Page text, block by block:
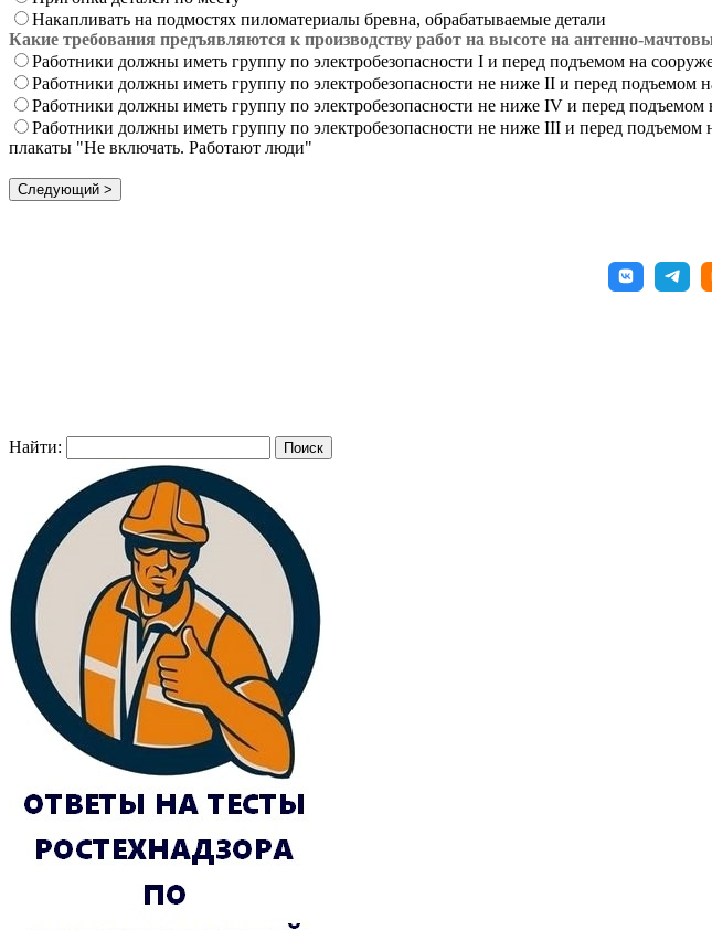
Накапливать на подмостях пиломатериалы бревна, обрабатываемые детали
Какие требования предъявляются к производству работ на высоте на антенно-
Работники должны иметь группу по электробезопасности I и перед подъемом на
Работники должны иметь группу по электробезопасности не ниже II и перед
Работники должны иметь группу по электробезопасности не ниже IV и перед
Работники должны иметь группу по электробезопасности не ниже III и перед
плакаты "Не включать. Работают люди"
Найти: